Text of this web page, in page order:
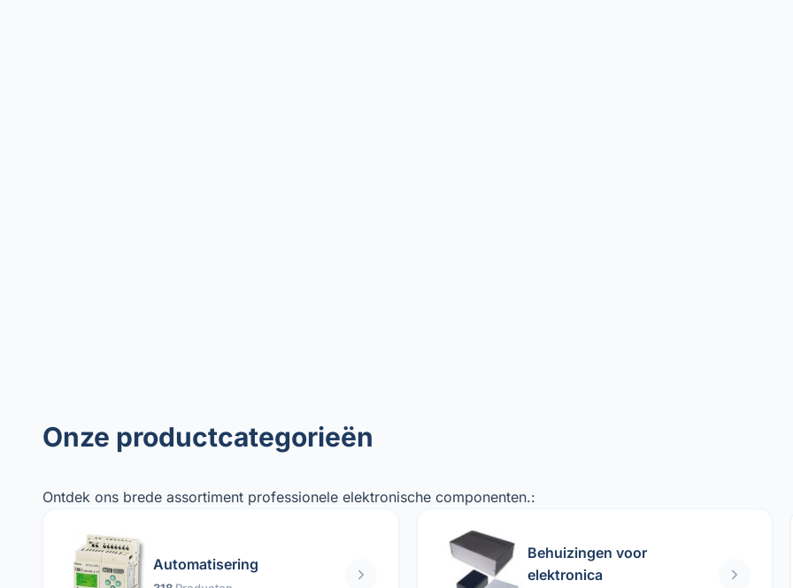
Onze productcategorieën
Ontdek ons ​​brede assortiment professionele elektronische componenten.:
Automatisering
Behuizingen voor
elektronica